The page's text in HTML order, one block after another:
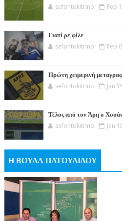
sefontokitrino Feb
Γιατί ρε φίλε
sefontokitrino Feb
Πρώτη χειμερινή
sefontokitrino Jan
Τέλος από τον Άρη ο
sefontokitrino Jan
Η ΒΟΥΛΑ ΠΑΤΟΥΛΙΔΟΥ